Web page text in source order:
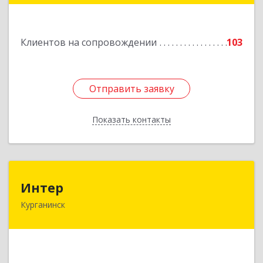
Клиентов на сопровождении 103
Отправить заявку
Показать контакты
Отправить заявку
Назад
Интер
Курганинск352430, Краснодарский край, Курганинск г,